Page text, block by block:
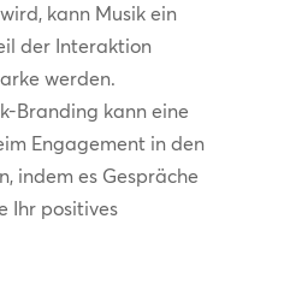
kann Musik ein
der Interaktion
werden.
Branding kann eine
Engagement in den
indem es Gespräche
Ihr positives